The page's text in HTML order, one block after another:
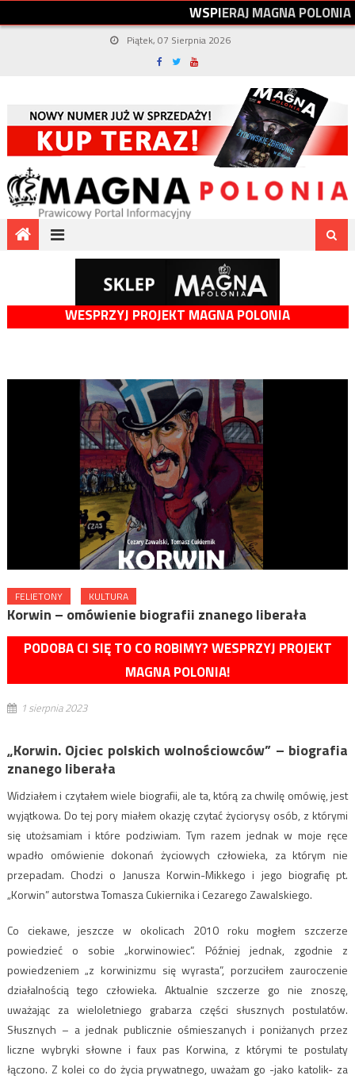
WSPIERAJMAGNAPOLONIA
Piątek, 07 Sierpnia 2026
WESPRZYJ PROJEKT MAGNA POLONIA
FELIETONY KULTURA
Korwin – omówienie biografii znanego liberała
PODOBA CI SIĘ TO CO ROBIMY? WESPRZYJ PROJEKT
MAGNA POLONIA!
1 sierpnia 2023
„Korwin. Ojciec polskich wolnościowców” – biografia
znanego liberała
Widziałem i czytałem wiele biografii, ale ta, którą za chwilę omówię, jest
wyjątkowa. Do tej pory miałem okazję czytać życiorysy osób, z którymi
się utożsamiam i które podziwiam. Tym razem jednak w moje ręce
wpadło omówienie dokonań życiowych człowieka, za którym nie
przepadam. Chodzi o Janusza Korwin-Mikkego i jego biografię pt.
„Korwin” autorstwa Tomasza Cukiernika i Cezarego Zawalskiego.
Co ciekawe, jeszcze w okolicach 2010 roku mogłem szczerze
powiedzieć o sobie „korwinowiec”. Później jednak, zgodnie z
powiedzeniem „z korwinizmu się wyrasta”, porzuciłem zauroczenie
działalnością tego człowieka. Aktualnie szczerze go nie znoszę,
uważając za wieloletniego grabarza części słusznych postulatów.
Słusznych – a jednak publicznie ośmieszanych i poniżanych przez
liczne wybryki słowne i faux pas Korwina, z którymi te postulaty
łączono. Z kolei co do życia prywatnego, uważam go -jako katolik- za